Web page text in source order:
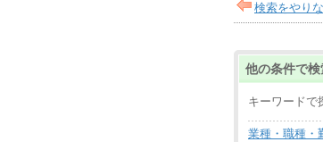
検索をやり
他の条件で検
キーワードで
業種・職種・